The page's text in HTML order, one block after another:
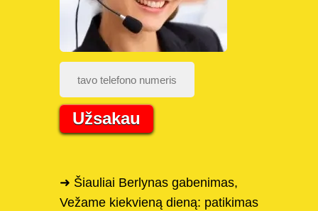
Užsakau
➜ Šiauliai Berlynas gabenimas,
Vežame kiekvieną dieną: patikimas